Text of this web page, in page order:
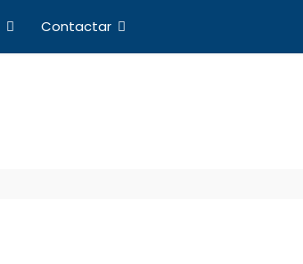
Contactar